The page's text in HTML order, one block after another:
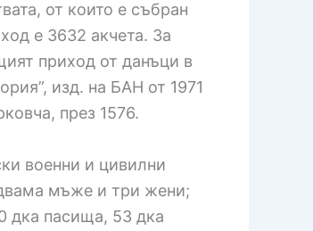
от които е събран
е 3632 акчета. За
приход от данъци в
изд. на БАН от 1971
през 1576.
военни и цивилни
мъже и три жени;
дка пасища, 53 дка